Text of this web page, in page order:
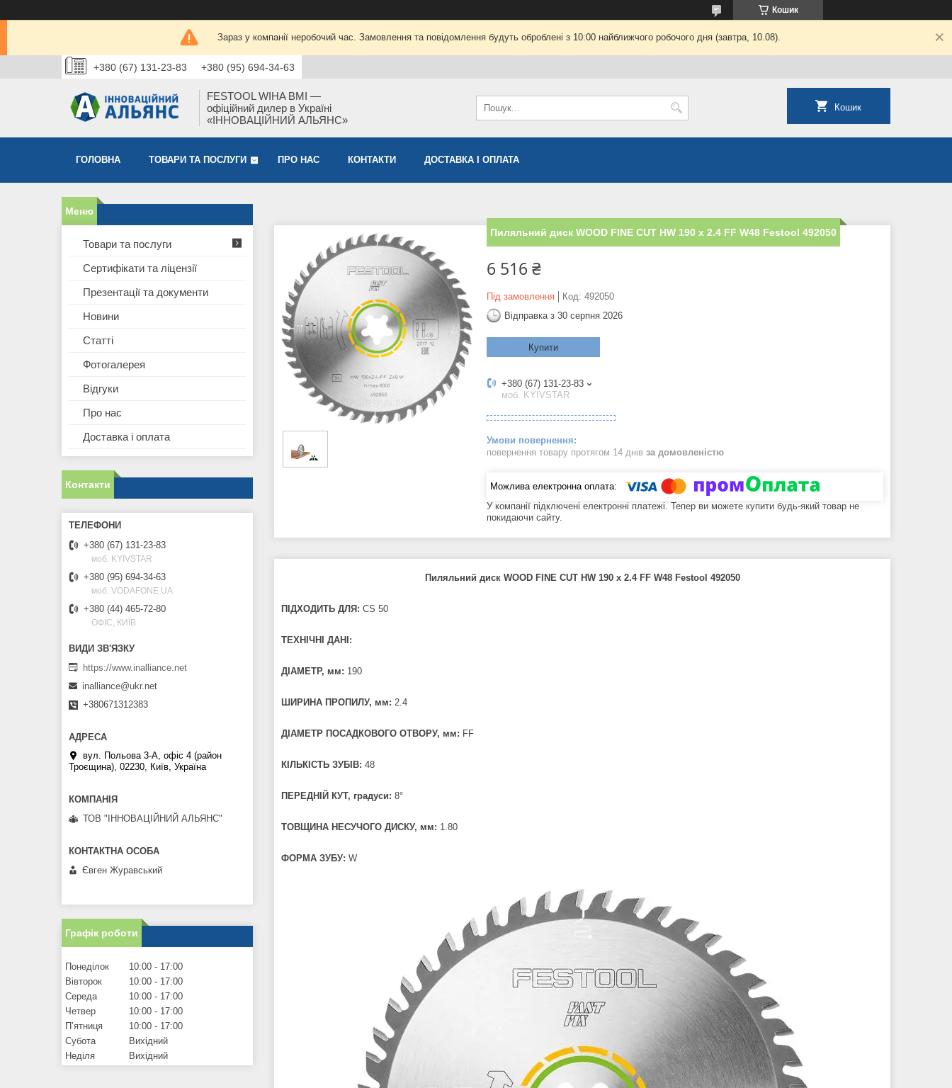
Кошик
Зараз у компанії неробочий час. Замовлення та повідомлення будуть оброблені з 10:00 найближчого робочого дня (завтра, 10.08).
+380 (67) 131-23-83 +380 (95) 694-34-63
FESTOOL WIHA BMI —
офіційний дилер в Україні
«ІННОВАЦІЙНИЙ АЛЬЯНС»
Кошик
ГОЛОВНА ТОВАРИ ТА ПОСЛУГИ ПРО НАС КОНТАКТИ ДОСТАВКА І ОПЛАТА
Пиляльний диск WOOD FINE CUT HW 190 x 2.4 FF W48 Festool 492050
6 516 ₴
Під замовлення Код: 492050
Відправка з 30 серпня 2026
Купити
+380 (67) 131-23-83
моб. KYIVSTAR
повернення товару протягом 14 днів за домовленістю
У компанії підключені електронні платежі. Тепер ви можете купити будь-який товар не
покидаючи сайту.
Пиляльний диск WOOD FINE CUT HW 190 x 2.4 FF W48 Festool 492050
ПІДХОДИТЬ ДЛЯ: CS 50
ТЕХНІЧНІ ДАНІ:
ДІАМЕТР, мм: 190
ШИРИНА ПРОПИЛУ, мм: 2.4
ДІАМЕТР ПОСАДКОВОГО ОТВОРУ, мм: FF
КІЛЬКІСТЬ ЗУБІВ: 48
ПЕРЕДНІЙ КУТ, градуси: 8°
ТОВЩИНА НЕСУЧОГО ДИСКУ, мм: 1.80
ФОРМА ЗУБУ: W
Товари та послуги
Сертифікати та ліцензії
Презентації та документи
Новини
Статті
Фотогалерея
Відгуки
Про нас
Доставка і оплата
Контакти
+380 (67) 131-23-83
моб. KYIVSTAR
+380 (95) 694-34-63
моб. VODAFONE UA
+380 (44) 465-72-80
ОФІС, КИЇВ
https://www.inalliance.net
inalliance@ukr.net
+380671312383
вул. Польова 3-А, офіс 4 (район
Троєщина), 02230, Київ, Україна
ТОВ "ІННОВАЦІЙНИЙ АЛЬЯНС"
Євген Журавський
Графік роботи
Понеділок 10:00
17:00
Вівторок
10:00
17:00
Середа
10:00
17:00
Четвер
10:00
17:00
Пʼятниця
10:00
17:00
Субота
Вихідний
Неділя
Вихідний